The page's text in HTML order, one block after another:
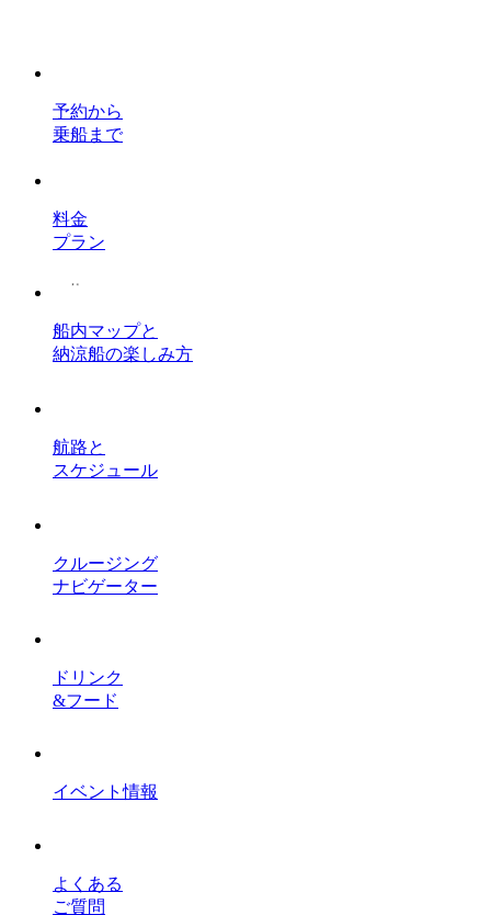
予約から
乗船まで
料金
プラン
船内マップと
納涼船の楽しみ方
航路と
スケジュール
クルージング
ナビゲーター
ドリンク
&フード
イベント情報
よくある
ご質問